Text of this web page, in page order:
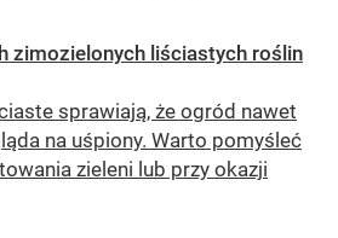
zimozielonych liściastych roślin
sprawiają, że ogród nawet
na uśpiony. Warto pomyśleć
zieleni lub przy okazji